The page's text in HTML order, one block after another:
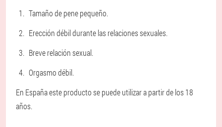
Tamaño de pene pequeño.
Erección débil durante las relaciones sexuales.
Breve relación sexual.
Orgasmo débil.
En España este producto se puede utilizar a partir de los 18
años.